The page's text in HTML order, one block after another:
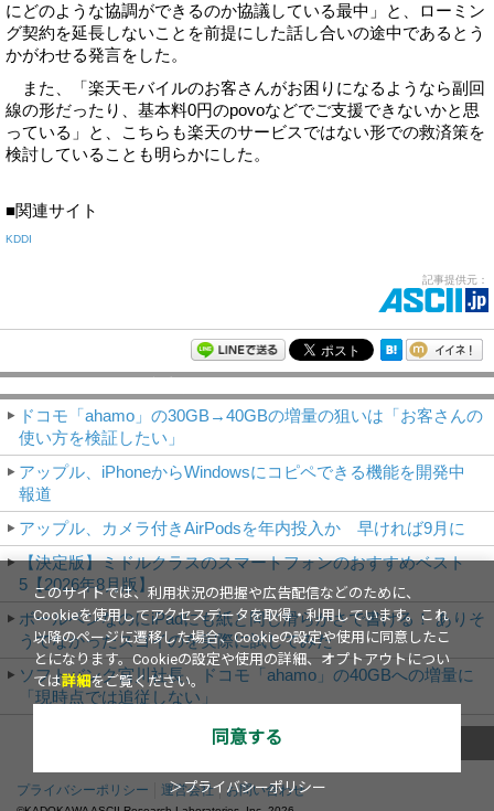
にどのような協調ができるのか協議している最中」と、ローミン
グ契約を延長しないことを前提にした話し合いの途中であるとう
かがわせる発言をした。
また、「楽天モバイルのお客さんがお困りになるようなら副回
線の形だったり、基本料0円のpovoなどでご支援できないかと思
っている」と、こちらも楽天のサービスではない形での救済策を
検討していることも明らかにした。
■関連サイト
KDDI
記事提供元：
ドコモ「ahamo」の30GB→40GBの増量の狙いは「お客さんの
使い方を検証したい」
アップル、iPhoneからWindowsにコピペできる機能を開発中
報道
アップル、カメラ付きAirPodsを年内投入か 早ければ9月に
【決定版】ミドルクラスのスマートフォンのおすすめベスト
5【2026年8月版】
ボールペンなのにiPadにも紙と同じ滑らかさで書ける！ ありそ
うでなかったスゴイのを実際に試してみた
ソフトバンク宮川社長、ドコモ「ahamo」の40GBへの増量に
「現時点では追従しない」
これまでのNews
プライバシーポリシー 運営会社 お問い合わせ
このサイトでは、利用状況の把握や広告配信などのために、
Cookieを使用してアクセスデータを取得・利用しています。これ
以降のページに遷移した場合、Cookieの設定や使用に同意したこ
とになります。Cookieの設定や使用の詳細、オプトアウトについ
ては詳細をご覧ください。
同意する
＞プライバシーポリシー